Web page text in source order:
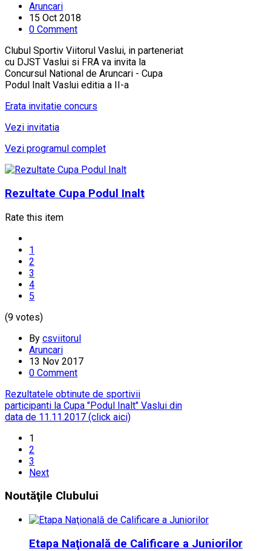
Aruncari
15 Oct 2018
0 Comment
Clubul Sportiv Viitorul Vaslui, in parteneriat
cu DJST Vaslui si FRA va invita la
Concursul National de Aruncari - Cupa
Podul Inalt Vaslui editia a II-a
Erata invitatie concurs
Vezi invitatia
Vezi programul complet
Rezultate Cupa Podul Inalt
Rate this item
1
2
3
4
5
(9 votes)
By csviitorul
Aruncari
13 Nov 2017
0 Comment
Rezultatele obtinute de sportivii
participanti la Cupa "Podul Inalt" Vaslui din
data de 11.11.2017 (click aici)
1
2
3
Next
Noutăţile Clubului
Etapa Naţională de Calificare a Juniorilor